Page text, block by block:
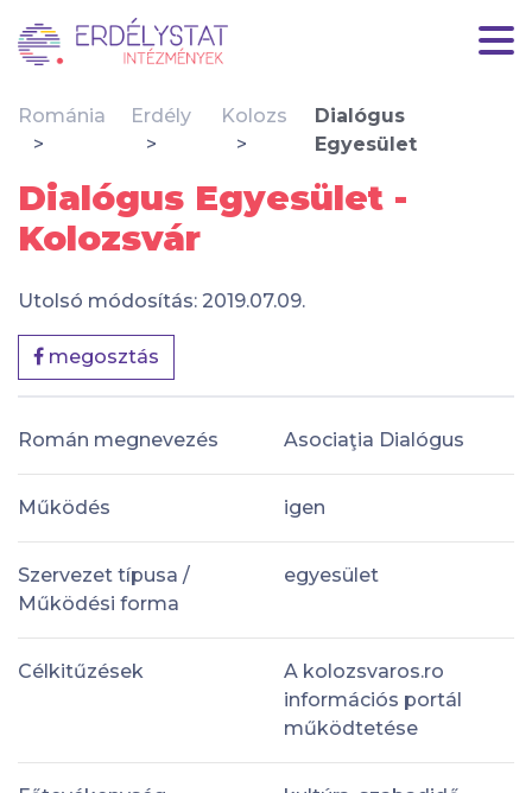
Románia Erdély Kolozs
Dialógus
Egyesület
Dialógus Egyesület -
Kolozsvár
Utolsó módosítás: 2019.07.09.
megosztás
Román megnevezés Asociaţia Dialógus
Működés igen
Szervezet típusa /
Működési forma
egyesület
Célkitűzések
A kolozsvaros.ro
információs portál
működtetése